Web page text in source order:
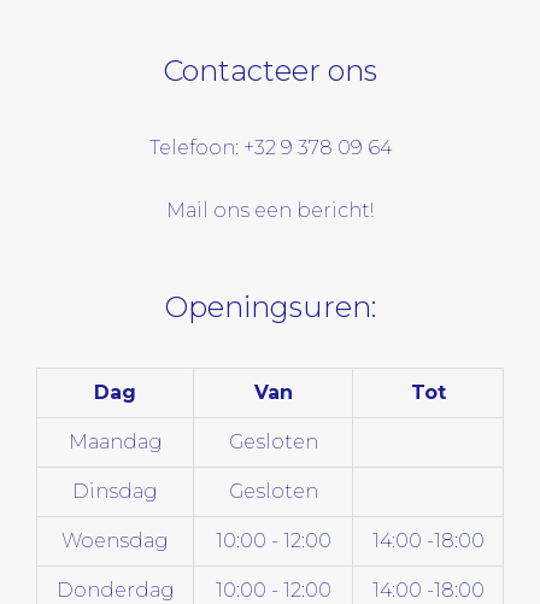
Contacteer ons
Telefoon: +32 9 378 09 64
Mail ons een bericht!
Openingsuren:
Dag Van Tot
Maandag Gesloten
Dinsdag Gesloten
Woensdag 10:00 - 12:00 14:00 -18:00
Donderdag 10:00 - 12:00 14:00 -18:00